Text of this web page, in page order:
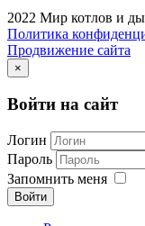
2022 Мир котлов и
Политика
Продвижение сайта
×
Войти на сайт
Логин
Пароль
Запомнить меня
Войти